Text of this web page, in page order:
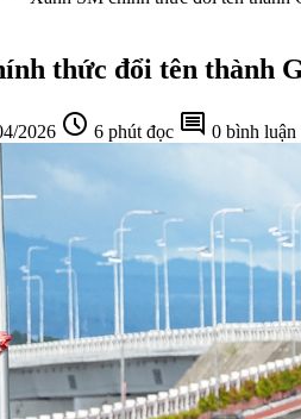
thức đổi tên thành
2026 schedule 6 phút đọc comment 0 bình luận